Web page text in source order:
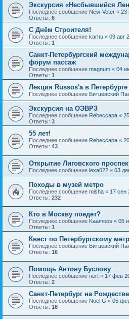
Экскурсия «Несбывшийся
Последнее сообщение New-Veter « 23
Ответы: 6
С Днём Строителя!
Последнее сообщение karhu « 09 авг
Ответы: 1
Санкт-Петербургский
форум пассаж
Последнее сообщение magnum « 04
Ответы: 1
Лекция Russos'a в Петербурге
Последнее сообщение Битцевский
Экскурсия на ОЭВРЗ
Последнее сообщение Rebeccapa «
Ответы: 3
55 лет!
Последнее сообщение Rebeccapa «
Ответы: 43
Открытие Лиговского
Последнее сообщение lexa022 « 03
Походы в музей метро
Последнее сообщение misha « 17 сен
Ответы: 232
Кто в Москву поедет?
Последнее сообщение Kaamoos « 05
Ответы: 1
Квест по Петербургскому
Последнее сообщение Битцевский
Ответы: 16
Помощь Антону Буслову
Последнее сообщение nert « 17 фев
Ответы: 2
Санкт-Петербург на
Последнее сообщение Noel G « 05
Ответы: 16